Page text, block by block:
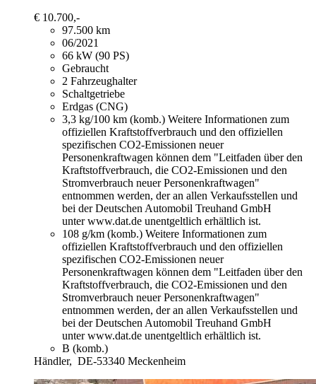
€ 10.700,-
97.500 km
06/2021
66 kW (90 PS)
Gebraucht
2 Fahrzeughalter
Schaltgetriebe
Erdgas (CNG)
3,3 kg/100 km (komb.) Weitere Informationen zum
offiziellen Kraftstoffverbrauch und den offiziellen
spezifischen CO2-Emissionen neuer
Personenkraftwagen können dem "Leitfaden über den
Kraftstoffverbrauch, die CO2-Emissionen und den
Stromverbrauch neuer Personenkraftwagen"
entnommen werden, der an allen Verkaufsstellen und
bei der Deutschen Automobil Treuhand GmbH
unter www.dat.de unentgeltlich erhältlich ist.
108 g/km (komb.) Weitere Informationen zum
offiziellen Kraftstoffverbrauch und den offiziellen
spezifischen CO2-Emissionen neuer
Personenkraftwagen können dem "Leitfaden über den
Kraftstoffverbrauch, die CO2-Emissionen und den
Stromverbrauch neuer Personenkraftwagen"
entnommen werden, der an allen Verkaufsstellen und
bei der Deutschen Automobil Treuhand GmbH
unter www.dat.de unentgeltlich erhältlich ist.
B (komb.)
Händler, DE-53340 Meckenheim